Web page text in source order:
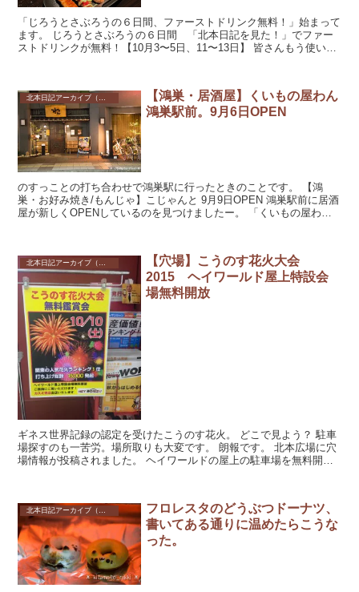
「じろうとさぶろうの６日間、ファーストドリンク無料！」始まって
ます。 じろうとさぶろうの６日間 「北本日記を見た！」でファー
ストドリンクが無料！【10月3〜5日、11〜13日】 皆さんもう使いま
北本日記アーカイブ（記録保存）
【鴻巣・居酒屋】くいもの屋わん
鴻巣駅前。9月6日OPEN
のすっことの打ち合わせで鴻巣駅に行ったときのことです。 【鴻
巣・お好み焼き/もんじゃ】こじゃんと 9月9日OPEN 鴻巣駅前に居酒
屋が新しくOPENしているのを見つけましたー。 「くいもの屋わ
北本日記アーカイブ（記録保存）
【穴場】こうのす花火大会
2015 ヘイワールド屋上特設会
場無料開放
ギネス世界記録の認定を受けたこうのす花火。 どこで見よう？ 駐車
場探すのも一苦労。場所取りも大変です。 朗報です。 北本広場に穴
場情報が投稿されました。 ヘイワールドの屋上の駐車場を無料開放
フロレスタのどうぶつドーナツ、
書いてある通りに温めたらこうな
った。